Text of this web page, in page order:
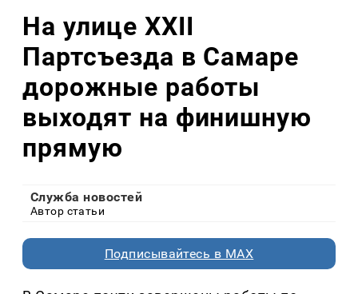
На улице XXII
Партсъезда в Самаре
дорожные работы
выходят на финишную
прямую
Служба новостей
Автор статьи
Подписывайтесь в MAX